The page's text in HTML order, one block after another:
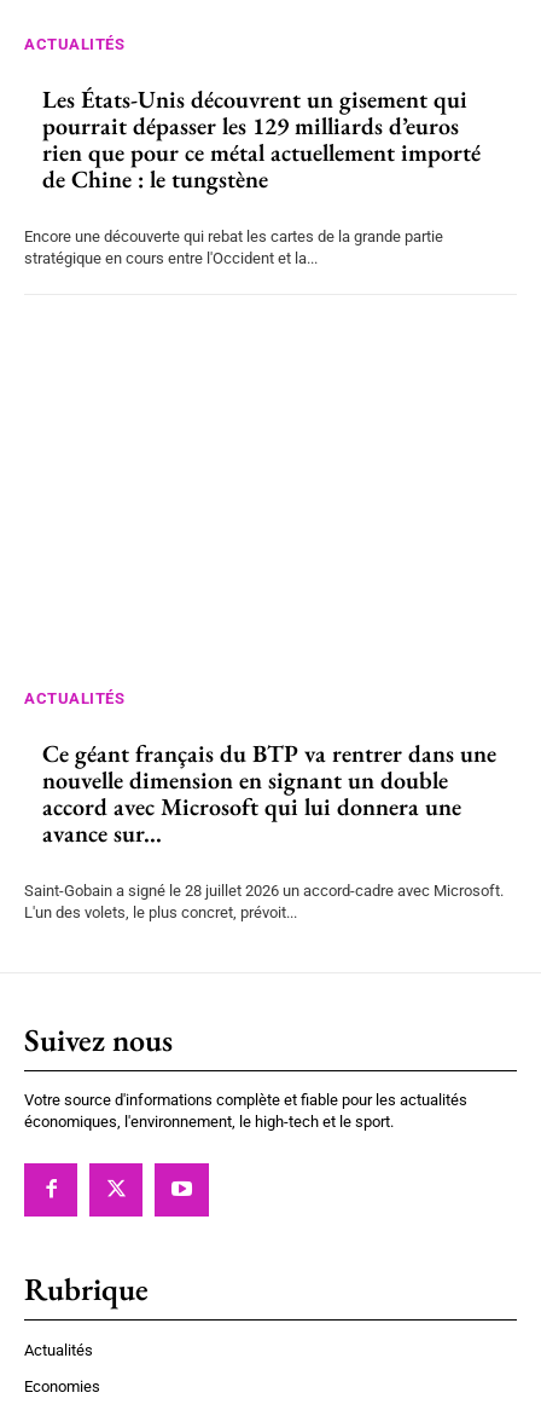
ACTUALITÉS
Les États-Unis découvrent un gisement qui
pourrait dépasser les 129 milliards d’euros
rien que pour ce métal actuellement importé
de Chine : le tungstène
Encore une découverte qui rebat les cartes de la grande partie
stratégique en cours entre l'Occident et la...
ACTUALITÉS
Ce géant français du BTP va rentrer dans une
nouvelle dimension en signant un double
accord avec Microsoft qui lui donnera une
avance sur...
Saint-Gobain a signé le 28 juillet 2026 un accord-cadre avec Microsoft.
L'un des volets, le plus concret, prévoit...
Suivez nous
Votre source d'informations complète et fiable pour les actualités
économiques, l'environnement, le high-tech et le sport.
Rubrique
Actualités
Economies